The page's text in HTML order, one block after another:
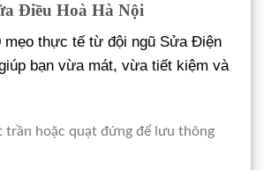
Điều Hoà Hà Nội
mẹo thực tế từ đội ngũ Sửa Điện
bạn vừa mát, vừa tiết kiệm và
trần hoặc quạt đứng để lưu thông